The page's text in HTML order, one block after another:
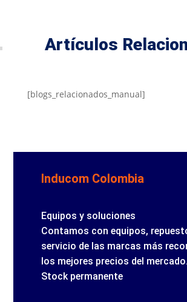
Artículos
[blogs_relacionados_manual]
Inducom Colombia
Equipos y soluciones
Contamos con equipos,
servicio de las marcas más
los mejores precios del mercado.
Stock permanente